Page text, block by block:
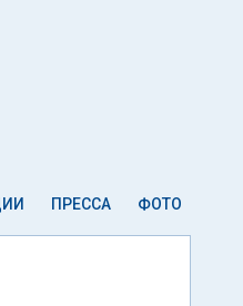
ПРЕССА ФОТО